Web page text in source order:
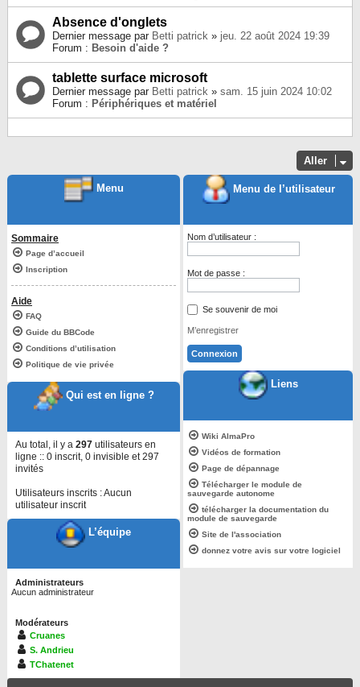
Absence d'onglets
Dernier message par Betti patrick » jeu. 22 août 2024 19:39
Forum : Besoin d'aide ?
tablette surface microsoft
Dernier message par Betti patrick » sam. 15 juin 2024 10:02
Forum : Périphériques et matériel
Aller
Menu
Sommaire
Page d’accueil
Inscription
Aide
FAQ
Guide du BBCode
Conditions d’utilisation
Politique de vie privée
Qui est en ligne ?
Au total, il y a 297 utilisateurs en
ligne :: 0 inscrit, 0 invisible et 297
invités
Utilisateurs inscrits : Aucun
utilisateur inscrit
L’équipe
Administrateurs
Aucun administrateur
Modérateurs
Cruanes
S. Andrieu
TChatenet
Menu de l’utilisateur
Nom d’utilisateur :
Mot de passe :
Se souvenir de moi
M’enregistrer
Liens
Wiki AlmaPro
Vidéos de formation
Page de dépannage
Télécharger le module de
sauvegarde autonome
télécharger la documentation du
module de sauvegarde
Site de l'association
donnez votre avis sur votre logiciel